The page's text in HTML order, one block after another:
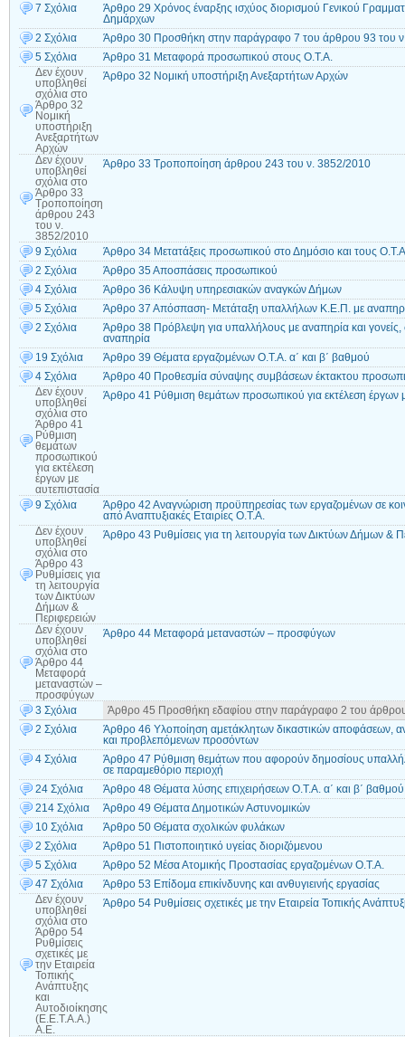
7 Σχόλια
Άρθρο 29 Χρόνος έναρξης ισχύος διορισμού Γενικού
Δημάρχων
2 Σχόλια
Άρθρο 30 Προσθήκη στην παράγραφο 7 του άρθρου 93 του
5 Σχόλια
Άρθρο 31 Μεταφορά προσωπικού στους Ο.Τ.Α.
Δεν έχουν
υποβληθεί
σχόλια στο
Άρθρο 32
Νομική
υποστήριξη
Ανεξαρτήτων
Αρχών
Άρθρο 32 Νομική υποστήριξη Ανεξαρτήτων Αρχών
Δεν έχουν
υποβληθεί
σχόλια στο
Άρθρο 33
Τροποποίηση
άρθρου 243
του ν.
3852/2010
Άρθρο 33 Τροποποίηση άρθρου 243 του ν. 3852/2010
9 Σχόλια
Άρθρο 34 Μετατάξεις προσωπικού στο Δημόσιο και τους
2 Σχόλια
Άρθρο 35 Αποσπάσεις προσωπικού
4 Σχόλια
Άρθρο 36 Κάλυψη υπηρεσιακών αναγκών Δήμων
5 Σχόλια
Άρθρο 37 Απόσπαση- Μετάταξη υπαλλήλων Κ.Ε.Π. με
2 Σχόλια
Άρθρο 38 Πρόβλεψη για υπαλλήλους με αναπηρία και
αναπηρία
19 Σχόλια
Άρθρο 39 Θέματα εργαζομένων Ο.Τ.Α. α΄ και β΄ βαθμού
4 Σχόλια
Άρθρο 40 Προθεσμία σύναψης συμβάσεων έκτακτου
Δεν έχουν
υποβληθεί
σχόλια στο
Άρθρο 41
Ρύθμιση
θεμάτων
προσωπικού
για εκτέλεση
έργων με
αυτεπιστασία
Άρθρο 41 Ρύθμιση θεμάτων προσωπικού για εκτέλεση έργων
9 Σχόλια
Άρθρο 42 Αναγνώριση προϋπηρεσίας των εργαζομένων σε
από Αναπτυξιακές Εταιρίες Ο.Τ.Α.
Δεν έχουν
υποβληθεί
σχόλια στο
Άρθρο 43
Ρυθμίσεις για
τη λειτουργία
των Δικτύων
Δήμων &
Περιφερειών
Άρθρο 43 Ρυθμίσεις για τη λειτουργία των Δικτύων Δήμων &
Δεν έχουν
υποβληθεί
σχόλια στο
Άρθρο 44
Μεταφορά
μεταναστών –
προσφύγων
Άρθρο 44 Μεταφορά μεταναστών – προσφύγων
3 Σχόλια
Άρθρο 45 Προσθήκη εδαφίου στην παράγραφο 2 του
2 Σχόλια
Άρθρο 46 Υλοποίηση αμετάκλητων δικαστικών αποφάσεων,
και προβλεπόμενων προσόντων
4 Σχόλια
Άρθρο 47 Ρύθμιση θεμάτων που αφορούν δημοσίους
σε παραμεθόριο περιοχή
24 Σχόλια
Άρθρο 48 Θέματα λύσης επιχειρήσεων Ο.Τ.Α. α΄ και β΄ βαθμού
214 Σχόλια
Άρθρο 49 Θέματα Δημοτικών Αστυνομικών
10 Σχόλια
Άρθρο 50 Θέματα σχολικών φυλάκων
2 Σχόλια
Άρθρο 51 Πιστοποιητικό υγείας διοριζόμενου
5 Σχόλια
Άρθρο 52 Μέσα Ατομικής Προστασίας εργαζομένων Ο.Τ.Α.
47 Σχόλια
Άρθρο 53 Επίδομα επικίνδυνης και ανθυγιεινής εργασίας
Δεν έχουν
υποβληθεί
σχόλια στο
Άρθρο 54
Ρυθμίσεις
σχετικές με
την Εταιρεία
Τοπικής
Ανάπτυξης
και
Αυτοδιοίκησης
(Ε.Ε.Τ.Α.Α.)
Α.Ε.
Άρθρο 54 Ρυθμίσεις σχετικές με την Εταιρεία Τοπικής